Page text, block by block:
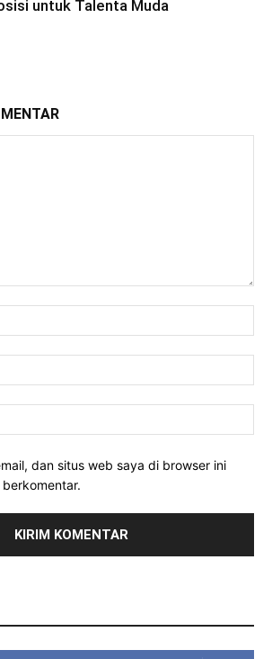
untuk Talenta Muda
dan situs web saya di browser ini